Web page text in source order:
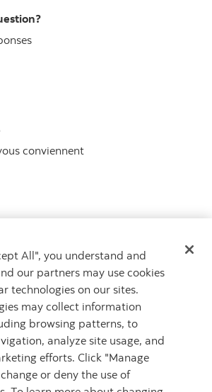
conviennent
numéros, contactez-nous par
All", you understand and
our partners may use cookies
technologies on our sites.
may collect information
browsing patterns, to
analyze site usage, and
efforts. Click "Manage
or deny the use of